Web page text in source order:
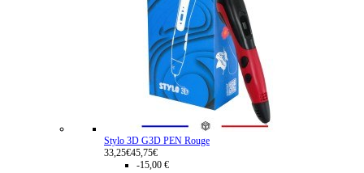
Stylo 3D G3D PEN Rouge
33,25€45,75€
-15,00 €